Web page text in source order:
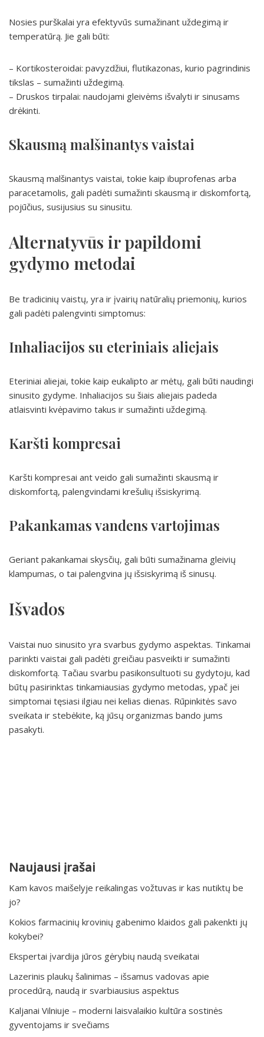
Nosies purškalai yra efektyvūs sumažinant uždegimą ir
temperatūrą. Jie gali būti:
– Kortikosteroidai: pavyzdžiui, flutikazonas, kurio pagrindinis
tikslas – sumažinti uždegimą.
– Druskos tirpalai: naudojami gleivėms išvalyti ir sinusams
drėkinti.
Skausmą malšinantys vaistai
Skausmą malšinantys vaistai, tokie kaip ibuprofenas arba
paracetamolis, gali padėti sumažinti skausmą ir diskomfortą,
pojūčius, susijusius su sinusitu.
Alternatyvūs ir papildomi
gydymo metodai
Be tradicinių vaistų, yra ir įvairių natūralių priemonių, kurios
gali padėti palengvinti simptomus:
Inhaliacijos su eteriniais aliejais
Eteriniai aliejai, tokie kaip eukalipto ar mėtų, gali būti naudingi
sinusito gydyme. Inhaliacijos su šiais aliejais padeda
atlaisvinti kvėpavimo takus ir sumažinti uždegimą.
Karšti kompresai
Karšti kompresai ant veido gali sumažinti skausmą ir
diskomfortą, palengvindami krešulių išsiskyrimą.
Pakankamas vandens vartojimas
Geriant pakankamai skysčių, gali būti sumažinama gleivių
klampumas, o tai palengvina jų išsiskyrimą iš sinusų.
Išvados
Vaistai nuo sinusito yra svarbus gydymo aspektas. Tinkamai
parinkti vaistai gali padėti greičiau pasveikti ir sumažinti
diskomfortą. Tačiau svarbu pasikonsultuoti su gydytoju, kad
būtų pasirinktas tinkamiausias gydymo metodas, ypač jei
simptomai tęsiasi ilgiau nei kelias dienas. Rūpinkitės savo
sveikata ir stebėkite, ką jūsų organizmas bando jums
pasakyti.
Naujausi įrašai
Kam kavos maišelyje reikalingas vožtuvas ir kas nutiktų be
jo?
Kokios farmacinių krovinių gabenimo klaidos gali pakenkti jų
kokybei?
Ekspertai įvardija jūros gėrybių naudą sveikatai
Lazerinis plaukų šalinimas – išsamus vadovas apie
procedūrą, naudą ir svarbiausius aspektus
Kaljanai Vilniuje – moderni laisvalaikio kultūra sostinės
gyventojams ir svečiams